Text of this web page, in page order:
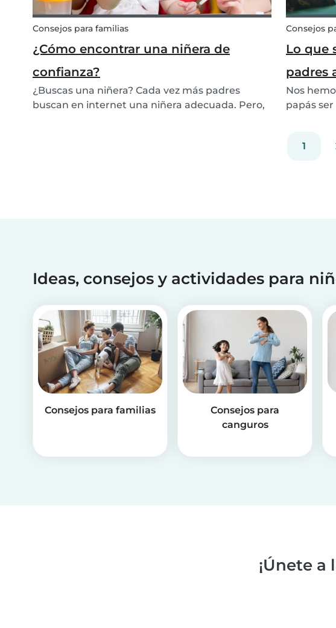
Consejos para familias
¿Cómo encontrar una niñera de
confianza?
¿Buscas una niñera? Cada vez más padres
buscan en internet una niñera adecuada. Pero,
Consejos
Lo que
padres
Nos
papás
1
Ideas, consejos y actividades para
Consejos para familias
Consejos para
canguros
¡Únete